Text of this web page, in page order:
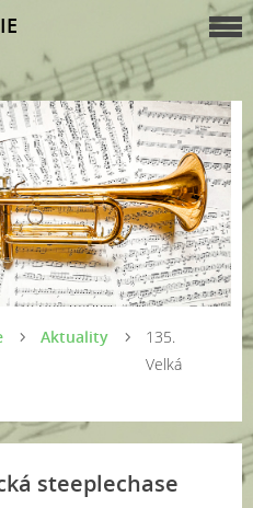
Aktuality
135.
Velká
steeplechase